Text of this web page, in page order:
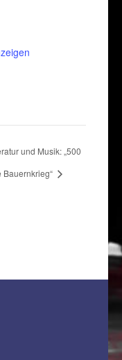
und Musik: „500
Bauernkrieg“